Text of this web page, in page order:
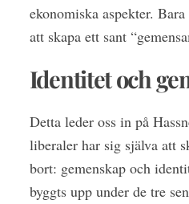
ekonomiska aspekter.
att skapa ett sant
Identitet och
Detta leder oss in på
liberaler har sig själva att
bort: gemenskap och
byggts upp under de tre